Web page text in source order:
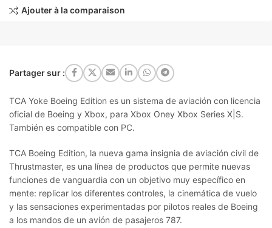
Ajouter à la comparaison
Partager sur :
TCA Yoke Boeing Edition es un sistema de aviación con licencia
oficial de Boeing y Xbox, para Xbox Oney Xbox Series X|S.
También es compatible con PC.
TCA Boeing Edition, la nueva gama insignia de aviación civil de
Thrustmaster, es una línea de productos que permite nuevas
funciones de vanguardia con un objetivo muy específico en
mente: replicar los diferentes controles, la cinemática de vuelo
y las sensaciones experimentadas por pilotos reales de Boeing
a los mandos de un avión de pasajeros 787.